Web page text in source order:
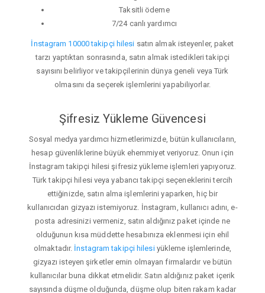
Taksitli ödeme
7/24 canlı yardımcı
İnstagram 10000 takipçi hilesi satın almak isteyenler, paket
tarzı yaptıktan sonrasında, satın almak istedikleri takipçi
sayısını belirliyor ve takipçilerinin dünya geneli veya Türk
olmasını da seçerek işlemlerini yapabiliyorlar.
Şifresiz Yükleme Güvencesi
Sosyal medya yardımcı hizmetlerimizde, bütün kullanıcıların,
hesap güvenliklerine büyük ehemmiyet veriyoruz. Onun için
İnstagram takipçi hilesi şifresiz yükleme işlemleri yapıyoruz.
Türk takipçi hilesi veya yabancı takipçi seçeneklerini tercih
ettiğinizde, satın alma işlemlerini yaparken, hiç bir
kullanıcıdan gizyazı istemiyoruz. İnstagram, kullanıcı adını, e-
posta adresinizi vermeniz, satın aldığınız paket içinde ne
olduğunun kısa müddette hesabınıza eklenmesi için ehil
olmaktadır. İnstagram takipçi hilesiyükleme işlemlerinde,
gizyazı isteyen şirketler emin olmayan firmalardır ve bütün
kullanıcılar buna dikkat etmelidir. Satın aldığınız paket içerik
sayısında düşme olduğunda, düşme olup biten rakam kadar